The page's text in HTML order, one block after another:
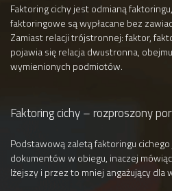
Faktoring cichy jest odmianą
faktoringowe są wypłacane bez
Zamiast relacji trójstronnej: faktor,
pojawia się relacja dwustronna,
wymienionych podmiotów.
Faktoring cichy – rozproszony
Podstawową zaletą faktoringu
dokumentów w obiegu, inaczej
lżejszy i przez to mniej angażujący dla